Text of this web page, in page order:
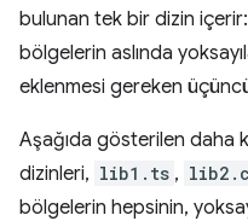
bulunan tek bir dizin içerir:
bölgelerin aslında
eklenmesi gereken
Aşağıda gösterilen daha
dizinleri, lib1.ts ,
bölgelerin hepsinin,